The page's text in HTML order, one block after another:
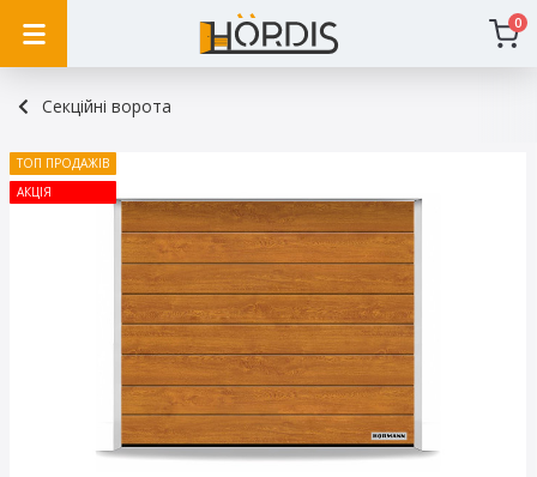
0
Секційні ворота
ТОП ПРОДАЖІВ
АКЦІЯ